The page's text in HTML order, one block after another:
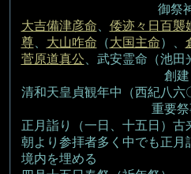
御祭
大吉備津彦命
倭迹々日百襲
尊、 大山咋命 （大国主命）、
菅原道真公 、武安霊命（池田
創建
清和天皇貞観年中（西紀八六
重要
正月詣り（一日、十五日）古
朝より参拝者多く中でも正月
境内を埋める